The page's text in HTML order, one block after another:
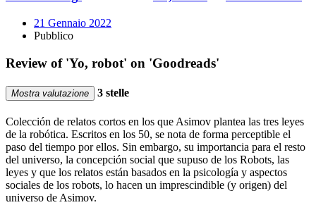
21 Gennaio 2022
Pubblico
Review of 'Yo, robot' on 'Goodreads'
Mostra valutazione 3 stelle
Colección de relatos cortos en los que Asimov plantea las tres leyes
de la robótica. Escritos en los 50, se nota de forma perceptible el
paso del tiempo por ellos. Sin embargo, su importancia para el resto
del universo, la concepción social que supuso de los Robots, las
leyes y que los relatos están basados en la psicología y aspectos
sociales de los robots, lo hacen un imprescindible (y origen) del
universo de Asimov.